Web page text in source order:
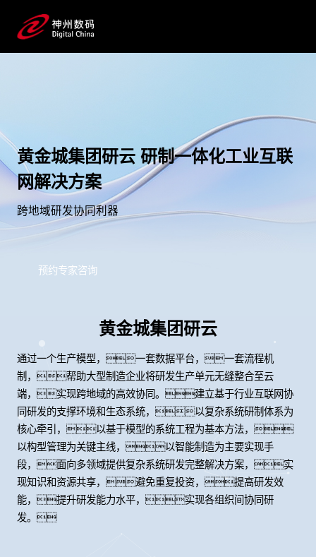
黄金城集团研云 研制一体化工业互联
网解决方案
跨地域研发协同利器
预约专家咨询
黄金城集团研云
通过一个生产模型，一套数据平台，一套流程机
制，帮助大型制造企业将研发生产单元无缝整合至云
端，实现跨地域的高效协同。建立基于行业互联网协
同研发的支撑环境和生态系统，以复杂系统研制体系为
核心牵引，以基于模型的系统工程为基本方法，
以构型管理为关键主线，以智能制造为主要实现手
段，面向多领域提供复杂系统研发完整解决方案，实
现知识和资源共享，避免重复投资，提高研发效
能，提升研发能力水平，实现各组织间协同研
发。